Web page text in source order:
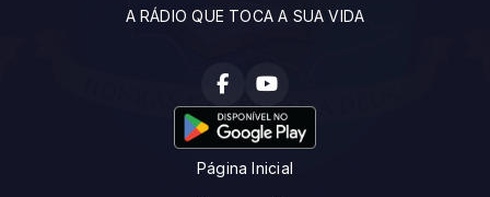
A RÁDIO QUE TOCA A SUA VIDA
Página Inicial